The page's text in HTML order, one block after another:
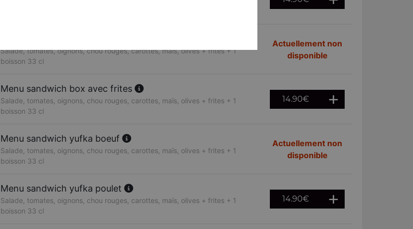
Salade, tomates, oignons, chou rouges, carottes, maïs, olives + frites + 1
boisson 33 cl
Actuellement non
disponible
Menu sandwich box avec frites
Salade, tomates, oignons, chou rouges, carottes, maïs, olives + frites + 1
boisson 33 cl
14.90€
Menu sandwich yufka boeuf
Salade, tomates, oignons, chou rouges, carottes, maïs, olives + frites + 1
boisson 33 cl
Actuellement non
disponible
Menu sandwich yufka poulet
Salade, tomates, oignons, chou rouges, carottes, maïs, olives + frites + 1
boisson 33 cl
14.90€